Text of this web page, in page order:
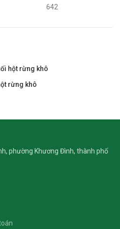
642
hột rừng khô
rừng khô
phường Khương Đình, thành phố